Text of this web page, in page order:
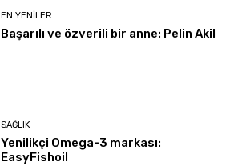
EN YENILER
Başarılı ve özverili bir anne: Pelin Akil
SAĞLIK
Yenilikçi Omega-3 markası:
EasyFishoil